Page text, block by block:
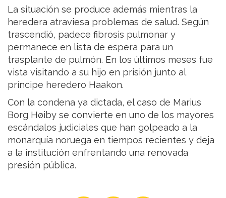
La situación se produce además mientras la
heredera atraviesa problemas de salud. Según
trascendió, padece fibrosis pulmonar y
permanece en lista de espera para un
trasplante de pulmón. En los últimos meses fue
vista visitando a su hijo en prisión junto al
príncipe heredero Haakon.
Con la condena ya dictada, el caso de Marius
Borg Høiby se convierte en uno de los mayores
escándalos judiciales que han golpeado a la
monarquía noruega en tiempos recientes y deja
a la institución enfrentando una renovada
presión pública.